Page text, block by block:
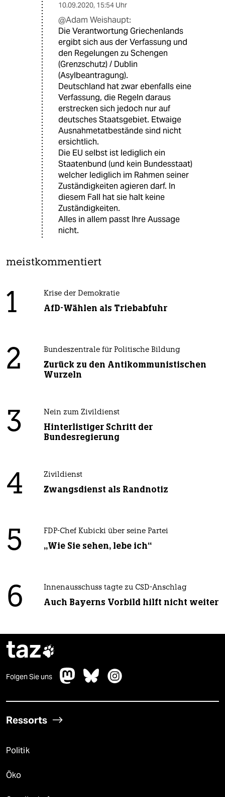
10.09.2020, 15:54 Uhr
@Adam Weishaupt:
Die Verantwortung Griechenlands
ergibt sich aus der Verfassung und
den Regelungen zu Schengen
(Grenzschutz) / Dublin
(Asylbeantragung).
Deutschland hat zwar ebenfalls eine
Verfassung, die Regeln daraus
erstrecken sich jedoch nur auf
deutsches Staatsgebiet. Etwaige
Ausnahmetatbestände sind nicht
ersichtlich.
Die EU selbst ist lediglich ein
Staatenbund (und kein Bundesstaat)
welcher lediglich im Rahmen seiner
Zuständigkeiten agieren darf. In
diesem Fall hat sie halt keine
Zuständigkeiten.
Alles in allem passt Ihre Aussage
nicht.
meistkommentiert
1 Krise der Demokratie
AfD-Wählen als Triebabfuhr
2 Bundeszentrale für Politische Bildung
Zurück zu den Antikommunistischen
Wurzeln
3 Nein zum Zivildienst
Hinterlistiger Schritt der
Bundesregierung
4 Zivildienst
Zwangsdienst als Randnotiz
5 FDP-Chef Kubicki über seine Partei
„Wie Sie sehen, lebe ich“
6 Innenausschuss tagte zu CSD-Anschlag
Auch Bayerns Vorbild hilft nicht weiter
taz
Folgen Sie uns
Ressorts
Politik
Öko